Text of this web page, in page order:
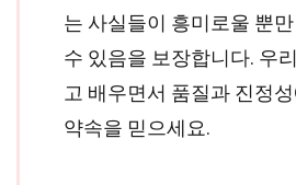
는 사실들이 흥미로울 뿐
수 있음을 보장합니다. 우
고 배우면서 품질과 진정
약속을 믿으세요.